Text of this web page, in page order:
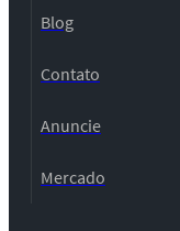
Blog
Contato
Anuncie
Mercado